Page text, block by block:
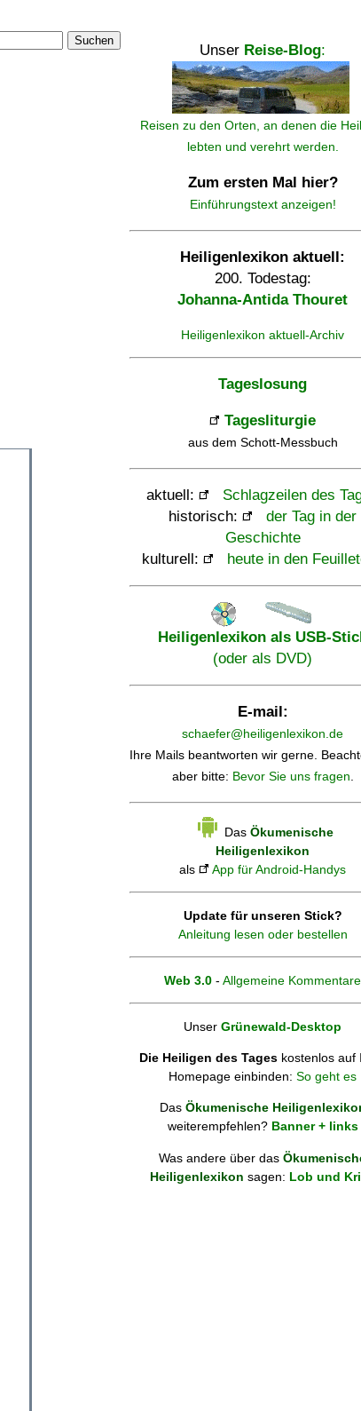
Suchen
Unser Reise-Blog:
Reisen zu den Orten, an denen die
lebten und verehrt werden.
Zum ersten Mal hier?
Einführungstext anzeigen!
Heiligenlexikon aktuell:
200. Todestag:
Johanna-Antida Thouret
Heiligenlexikon aktuell-Archiv
Tageslosung
Tagesliturgie
aus dem Schott-Messbuch
aktuell:
Schlagzeilen des
historisch:
der Tag in der
Geschichte
kulturell:
heute in den
Heiligenlexikon als USB-
(oder als DVD)
E-mail:
schaefer@heiligenlexikon.de
Ihre Mails beantworten wir gerne.
aber bitte: Bevor Sie uns fragen.
Das Ökumenische
Heiligenlexikon
als
App für Android-Handys
Update für unseren Stick?
Anleitung lesen oder bestellen
Web 3.0 - Allgemeine Kommentare
Unser Grünewald-Desktop
Die Heiligen des Tages kostenlos auf
Homepage einbinden: So geht es
Das Ökumenische
weiterempfehlen? Banner + links
Was andere über das
Heiligenlexikon sagen: Lob und